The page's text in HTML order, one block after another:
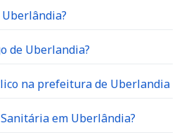
de Uberlandia?
na prefeitura de Uberlandia
em Uberlândia?